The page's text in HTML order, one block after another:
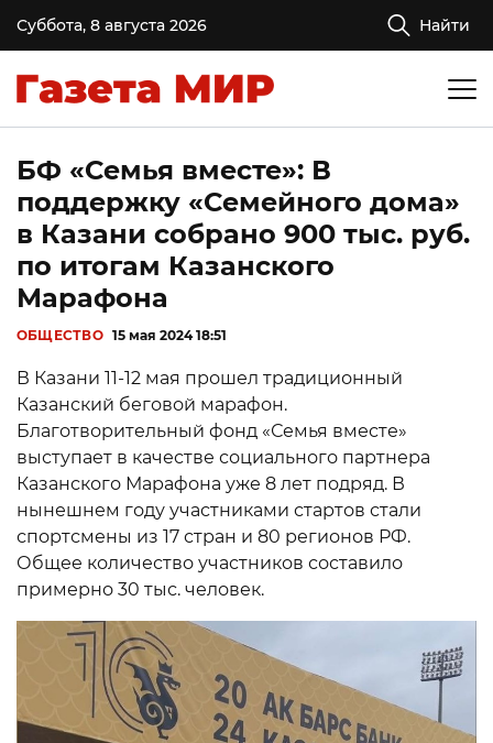
Суббота, 8 августа 2026 Найти
БФ «Семья вместе»: В
поддержку «Семейного дома»
в Казани собрано 900 тыс. руб.
по итогам Казанского
Марафона
ОБЩЕСТВО 15 мая 2024 18:51
В Казани 11-12 мая прошел традиционный
Казанский беговой марафон.
Благотворительный фонд «Семья вместе»
выступает в качестве социального партнера
Казанского Марафона уже 8 лет подряд. В
нынешнем году участниками стартов стали
спортсмены из 17 стран и 80 регионов РФ.
Общее количество участников составило
примерно 30 тыс. человек.